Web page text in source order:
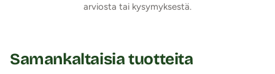
Carrageenan, Aroma, Sodium Benzoate, Potassium
Lähetyksen paino: ~ 0.5 kg
arviosta tai kysymyksestä.
Samankaltaisia tuotteita